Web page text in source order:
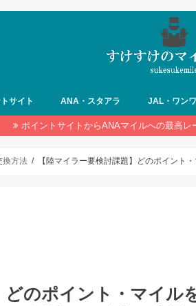
サイト ANA・スタアラ JAL・ワン
ポイントサイトからANAマイルへの最高レ
換方法 【陸マイラー要検討課題】どのポイント
どのポイント・マイル